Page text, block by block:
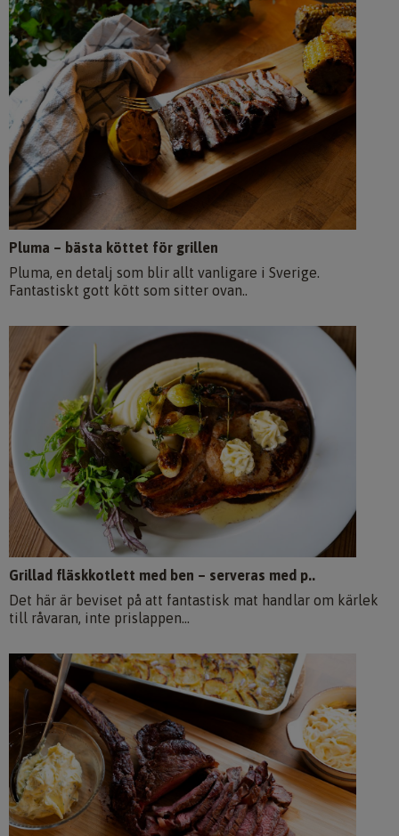
Pluma – bästa köttet för grillen
Pluma, en detalj som blir allt vanligare i Sverige.
Fantastiskt gott kött som sitter ovan..
Grillad fläskkotlett med ben – serveras med p..
Det här är beviset på att fantastisk mat handlar om kärlek
till råvaran, inte prislappen...